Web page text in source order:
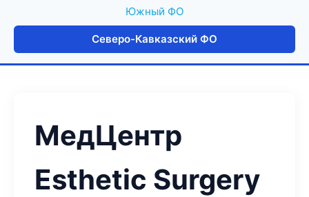
Южный ФО
Северо-Кавказский ФО
МедЦентр
Esthetic Surgery